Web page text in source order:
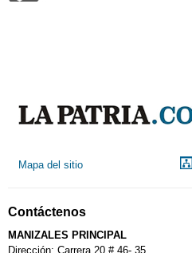
Calendario Tributario
Mapa del sitio
Contáctenos
MANIZALES PRINCIPAL
Dirección: Carrera 20 # 46- 35